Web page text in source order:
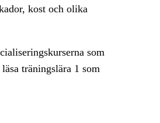
kost och olika
som
träningslära 1 som